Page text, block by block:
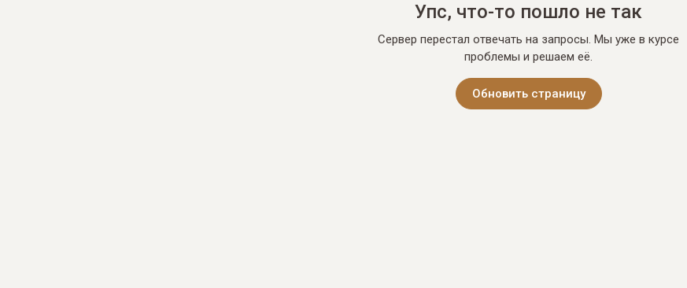
Упс, что-то пошло не так
Сервер перестал отвечать на запросы. Мы уже в курсе
проблемы и решаем её.
Обновить страницу